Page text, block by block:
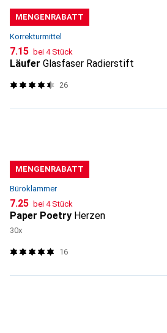
MENGENRABATT
Korrekturmittel
CHF
7.15 bei 4 Stück
Läufer Glasfaser Radierstift
26
MENGENRABATT
Büroklammer
CHF
7.25 bei 4 Stück
Paper Poetry Herzen
30x
16